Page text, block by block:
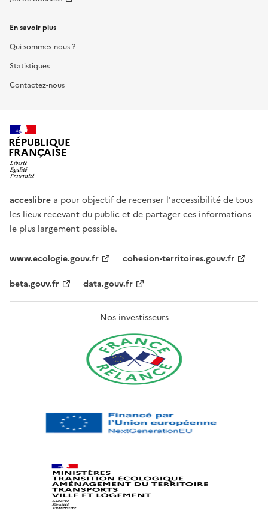
En savoir plus
Qui sommes-nous ?
Statistiques
Contactez-nous
RÉPUBLIQUE
FRANÇAISE
acceslibre a pour objectif de recenser l'accessibilité de tous
les lieux recevant du public et de partager ces informations
le plus largement possible.
www.ecologie.gouv.fr
cohesion-territoires.gouv.fr
beta.gouv.fr
data.gouv.fr
Nos investisseurs